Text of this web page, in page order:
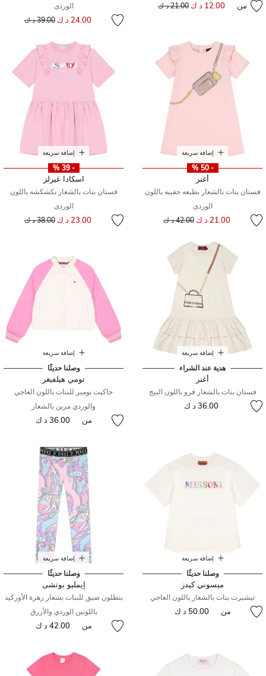
من 12.00 د ك سعر مخفض من
21.00 د ك
الوردى
24.00 د ك سعر مخفض من
39.00 د ك إلى
إضافة سريعة
- 50 %
أغنر
فستان بنات بالشعار بطبعه حقيبه باللون
الوردى
21.00 د ك سعر مخفض من
42.00 د ك
إضافة سريعة
- 39 %
اسكادا غيرلز
فستان بنات بالشعار بكشكشه باللون
الوردى
23.00 د ك سعر مخفض من
38.00 د ك إلى
إضافة سريعة
هدية عند الشراء
أغنر
فستان بنات بالشعار فرو باللون البيج
36.00 د ك
إضافة سريعة
وصلنا حديثًا
تومي هيلفيغر
جاكيت بومبر للبنات باللون العاجي
والوردي مزين بالشعار
من 36.00 د ك
إضافة سريعة
وصلنا حديثًا
ميسوني كيدز
تيشيرت بنات بالشعار باللون العاجي
من 50.00 د ك
إضافة سريعة
وصلنا حديثًا
إيمليو بوتشى
بنطلون ضيق للبنات بشعار زهرة الأوركيد
باللونين الوردي والأزرق
من 42.00 د ك